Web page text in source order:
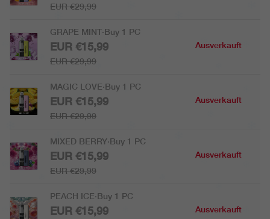
EUR €29,99
GRAPE MINT·Buy 1 PC
EUR €15,99
EUR €29,99
Ausverkauft
MAGIC LOVE·Buy 1 PC
EUR €15,99
EUR €29,99
Ausverkauft
MIXED BERRY·Buy 1 PC
EUR €15,99
EUR €29,99
Ausverkauft
PEACH ICE·Buy 1 PC
EUR €15,99 Ausverkauft